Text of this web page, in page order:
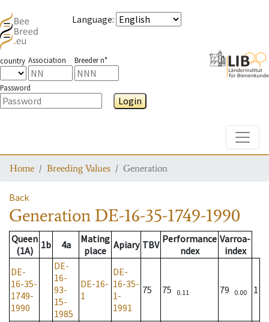
Language:
country Association Breeder n°
Password
Login
Home Breeding Values Generation
Back
Generation DE-16-35-1749-1990
Queen
(1A)
1b 4a
Mating
place Apiary TBV Performance
ndex
Varroa-
index
DE-
16-35-
1749-
1990
DE-
16-
93-
15-
1985
DE-16-
1
DE-
16-35-
1-
1991
75 75 0.11 79 0.00 1